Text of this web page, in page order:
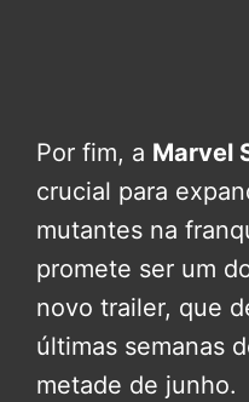
Por fim, a Marvel
crucial para
mutantes na
promete ser um
novo trailer, que
últimas semanas
metade de junho.